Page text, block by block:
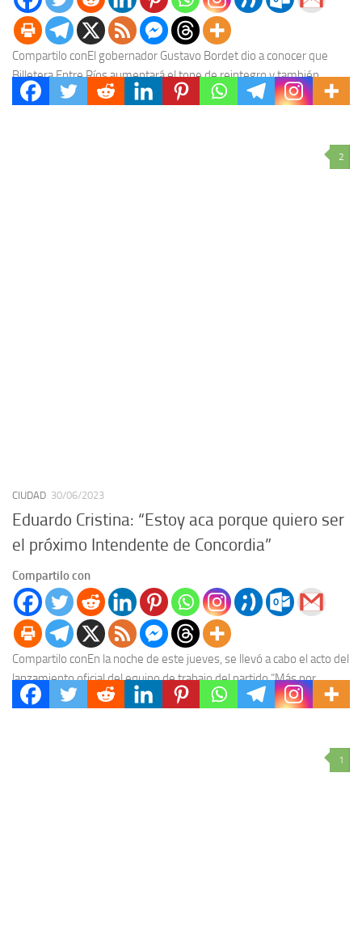
Compartilo conEl gobernador Gustavo Bordet dio a conocer que
Billetera Entre Ríos aumentará el tope de reintegro y también
incorporará nuevos rubros para las compras....
2
CIUDAD 30/06/2023
Eduardo Cristina: “Estoy aca porque quiero ser
el próximo Intendente de Concordia”
Compartilo con
Compartilo conEn la noche de este jueves, se llevó a cabo el acto del
lanzamiento oficial del equipo de trabajo del partido “Más por
Concordia”,...
1